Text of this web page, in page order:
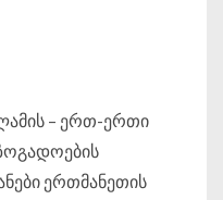
– ერთ-ერთი
ერთმანეთის